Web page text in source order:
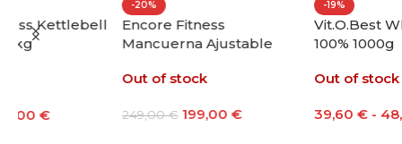
Encore Fitness
Mancuerna Ajustable
249,00 199,00€
Vit.O.Best Whey Protein
100% 1000g
39,60 48,60€